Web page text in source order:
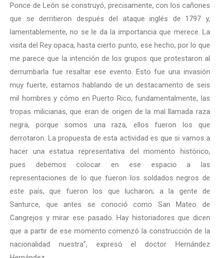
Ponce de León se construyó, precisamente, con los cañones
que se derritieron después del ataque inglés de 1797 y,
lamentablemente, no se le da la importancia que merece. La
visita del Rey opaca, hasta cierto punto, ese hecho, por lo que
me parece que la intención de los grupos que protestaron al
derrumbarla fue resaltar ese evento. Esto fue una invasión
muy fuerte, estamos hablando de un destacamento de seis
mil hombres y cómo en Puerto Rico, fundamentalmente, las
tropas milicianas, que eran de origen de la mal llamada raza
negra, porque somos una raza, ellos fueron los que
derrotaron. La propuesta de esta actividad es que si vamos a
hacer una estatua representativa del momento histórico,
pues debemos colocar en ese espacio a las
representaciones de lo que fueron los soldados negros de
este país, que fueron los que lucharon; a la gente de
Santurce, que antes se conoció como San Mateo de
Cangrejos y mirar ese pasado. Hay historiadores que dicen
que a partir de ese momento comenzó la construcción de la
nacionalidad nuestra”, expresó el doctor Hernández